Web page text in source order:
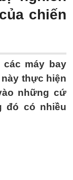
chiến
các máy bay
thực hiện
những cứ
đó có nhiều